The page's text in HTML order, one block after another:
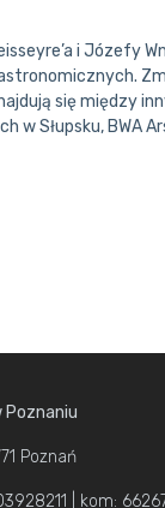
i Józefy
się między
Słupsku, BWA
Poznaniu
Poznań
| kom: